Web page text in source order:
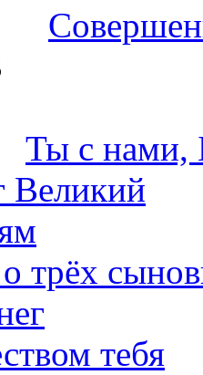
Ты с нами,
Великий
трёх
тебя